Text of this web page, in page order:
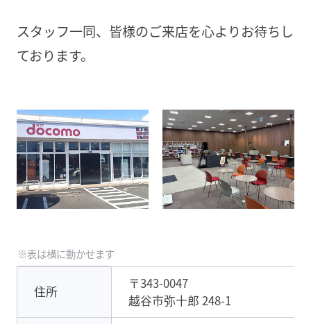
スタッフ一同、皆様のご来店を心よりお待ちし
ております。
住所
〒343-0047
越谷市弥十郎 248-1